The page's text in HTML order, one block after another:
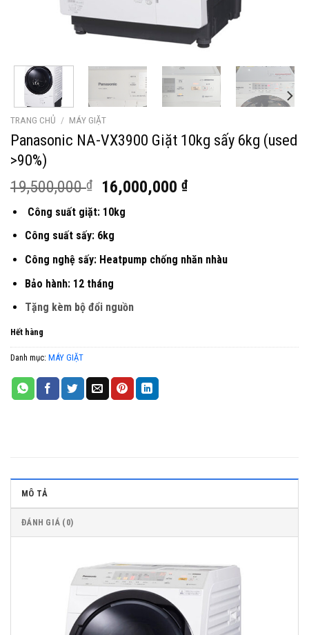
TRANG CHỦ / MÁY GIẶT
Panasonic NA-VX3900 Giặt 10kg sấy 6kg (used
>90%)
19,500,000₫
Giá
gốc
là:
19,500,000 ₫.
16,000,000₫Giá
16,000,000 ₫.
Công suất giặt: 10kg
Công suất sấy: 6kg
Công nghệ sấy: Heatpump chống nhăn nhàu
Bảo hành: 12 tháng
Tặng kèm bộ đổi nguồn
Hết hàng
Danh mục: MÁY GIẶT
MÔ TẢ
ĐÁNH GIÁ (0)